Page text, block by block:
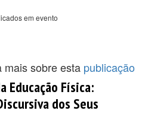
em evento
mais sobre esta publicação
Educação Física:
dos Seus